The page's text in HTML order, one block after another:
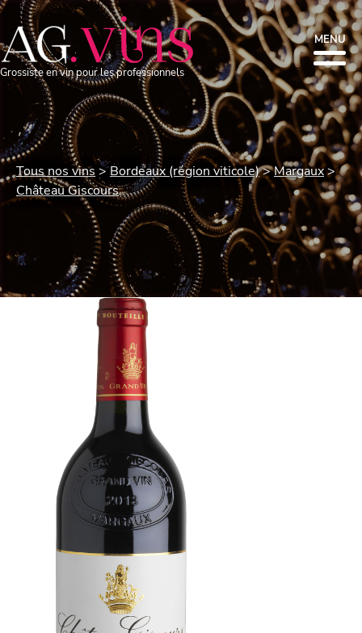
Grossiste en vin pour les professionnels
MENU
Tous nos vins Bordeaux (région viticole)
Margaux
Château Giscours